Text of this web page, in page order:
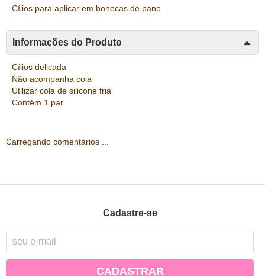
Cílios para aplicar em bonecas de pano
Informações do Produto
Cílios delicada
Não acompanha cola
Utilizar cola de silicone fria
Contém 1 par
Carregando comentários ...
Cadastre-se
CADASTRAR